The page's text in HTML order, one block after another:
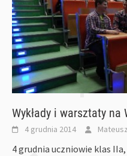
Wykłady i warsztaty na
4 grudnia 2014
4 grudnia uczniowie klas